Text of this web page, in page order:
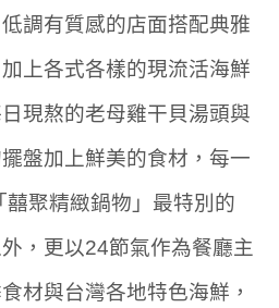
調有質感的店面搭配典雅
上各式各樣的現流活海鮮
現熬的老母雞干貝湯頭與
盤加上鮮美的食材，每一
聚精緻鍋物」最特別的
，更以24節氣作為餐廳主
材與台灣各地特色海鮮，